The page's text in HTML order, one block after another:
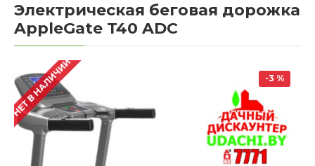
Электрическая беговая дорожка
AppleGate T40 ADC
-3 %
НЕТ В НАЛИЧИИ